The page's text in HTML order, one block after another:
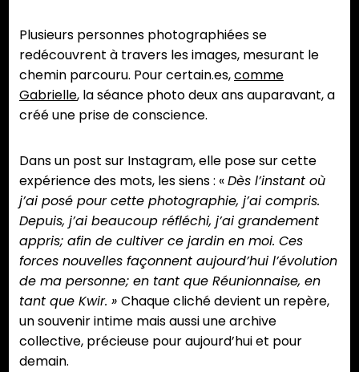
Plusieurs personnes photographiées se
redécouvrent à travers les images, mesurant le
chemin parcouru. Pour certain.es,comme
Gabrielle, la séance photo deux ans auparavant, a
créé une prise de conscience.
Dans un post sur Instagram, elle pose sur cette
expérience des mots, les siens : «Dès l’instant où
j’ai posé pour cette photographie, j’ai compris.
Depuis, j’ai beaucoup réfléchi, j’ai grandement
appris; afin de cultiver ce jardin en moi. Ces
forces nouvelles façonnent aujourd’hui l’évolution
de ma personne; en tant que Réunionnaise, en
tant que Kwir. » Chaque cliché devient un repère,
un souvenir intime mais aussi une archive
collective, précieuse pour aujourd’hui et pour
demain.